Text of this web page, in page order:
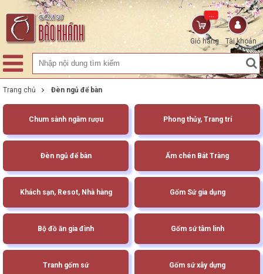
Tài khoản
Giỏ hàng
...
Trang chủ Đèn ngủ để bàn
Chum sành ngâm rượu Phong thủy, Trang trí
Đèn ngủ để bàn Ấm chén Bát Tràng
Khách sạn, Resot, Nhà hàng Gốm Sứ gia dụng
Bộ đồ ăn gia đình Gốm sứ tâm linh
Tranh gốm sứ Gốm sứ xây dựng